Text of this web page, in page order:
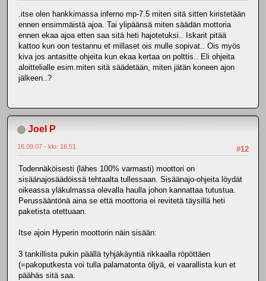
.itse olen hankkimassa inferno mp-7.5 miten sitä sitten kiristetään
ennen ensimmäistä ajoa. Tai ylipäänsä miten säädän mottoria
ennen ekaa ajoa etten saa sitä heti hajotetuksi.. Iskarit pitää
kattoo kun oon testannu et millaset ois mulle sopivat.. Ois myös
kiva jos antasitte ohjeita kun ekaa kertaa on polttis.. Eli ohjeita
aloittelialle esim.miten sitä säädetään, miten jätän koneen ajon
jälkeen..?
Joel P
#12
16.09.07 - klo: 16.51
Todennäköisesti (lähes 100% varmasti) moottori on
sisäänajosäädöissä tehtaalta tullessaan. Sisäänajo-ohjeita löydät
oikeassa yläkulmassa olevalla haulla johon kannattaa tutustua.
Perussääntönä aina se että moottoria ei revitetä täysillä heti
paketista otettuaan.
Itse ajoin Hyperin moottorin näin sisään:
3 tankillista pukin päällä tyhjäkäyntiä rikkaalla röpöttäen
(=pakoputkesta voi tulla palamatonta öljyä, ei vaarallista kun et
päähäs sitä saa.